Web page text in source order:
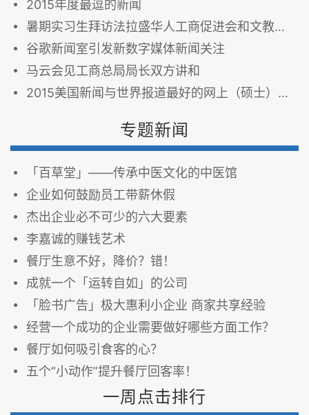
2015年度最逗的新闻
暑期实习生拜访法拉盛华人工商促进会和文教中心
谷歌新闻室引发新数字媒体新闻关注
马云会见工商总局局长双方讲和
2015美国新闻与世界报道最好的网上（硕士）MBA课程 （上）
专题新闻
「百草堂」——传承中医文化的中医馆
企业如何鼓励员工带薪休假
杰出企业必不可少的六大要素
李嘉诚的赚钱艺术
餐厅生意不好，降价？错！
成就一个「运转自如」的公司
「脸书广告」极大惠利小企业 商家共享经验
经营一个成功的企业需要做好哪些方面工作？
餐厅如何吸引食客的心？
五个“小动作”提升餐厅回客率！
一周点击排行